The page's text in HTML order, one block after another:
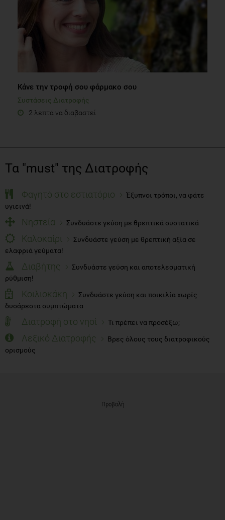
Κάνε την τροφή σου φάρμακο σου
Συστάσεις Διατροφής
2 λεπτά να διαβαστεί
Τα "must" της Διατροφής
Φαγητό στο εστιατόριο
Έξυπνοι τρόποι, να φάτε
υγιεινά!
Νηστεία Συνδυάστε γεύση με θρεπτικά συστατικά
Καλοκαίρι
Συνδυάστε γεύση με θρεπτική αξία σε
ελαφριά γεύματα!
Διαβήτης
Συνδυάστε γεύση και αποτελεσματική
ρύθμιση!
Κοιλιοκάκη
Συνδυάστε γεύση και ποικιλία χωρίς
δυσάρεστα συμπτώματα
Διατροφή στο νησί Τι πρέπει να προσέξω;
Λεξικό Διατροφής
Βρες όλους τους διατροφικούς
ορισμούς
Προβολή